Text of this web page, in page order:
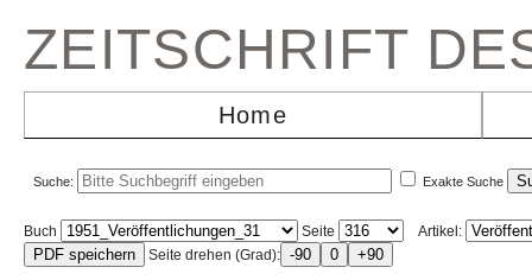
ZEITSCHRIFT
Home
Suche: Exakte Suche
Buch Seite
Artikel:
Seite drehen (Grad):